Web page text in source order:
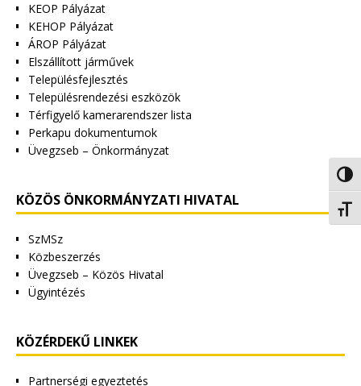
KEOP Pályázat
KEHOP Pályázat
ÁROP Pályázat
Elszállított járművek
Településfejlesztés
Településrendezési eszközök
Térfigyelő kamerarendszer lista
Perkapu dokumentumok
Üvegzseb – Önkormányzat
KÖZÖS ÖNKORMÁNYZATI HIVATAL
SzMSz
Közbeszerzés
Üvegzseb – Közös Hivatal
Ügyintézés
KÖZÉRDEKŰ LINKEK
Partnerségi egyeztetés